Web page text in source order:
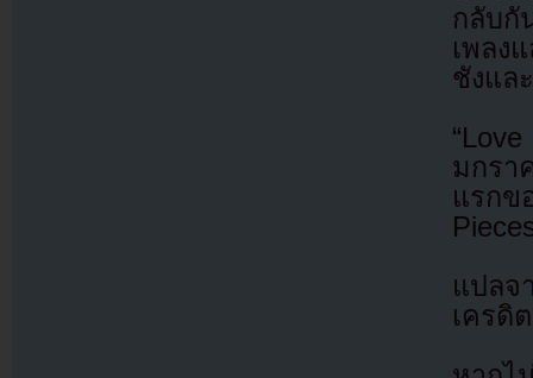
กลับกั
เพลง
ชังแล
มกรา
แรกข
แปล
เครดิ